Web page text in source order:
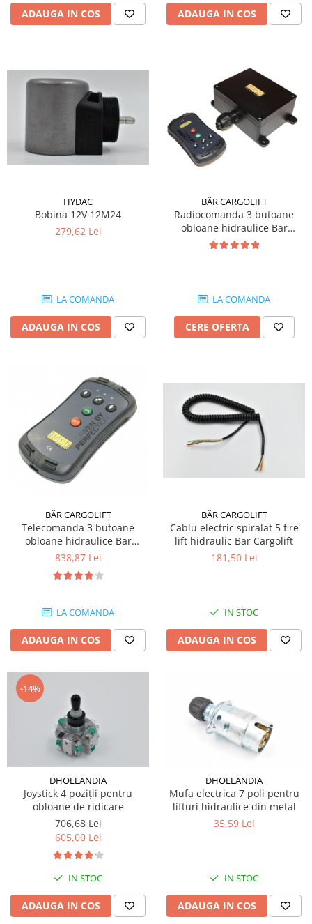
Electropompa si motoare electrice
Burdufuri si cilindri hidraulici
Bolturi - role - bucse
Burdufe si cilindri
Electrice
Hidraulice
Mecanice
Grup electropompa
Bolturi, role si bucsi
MAMMUT LIFT
Motor electric si pompa hidraulica
Cilindru hidraulic si protectie
burduf
ERHEL - HYDRIS
Hidraulice
Mecanice
Role, bucse si bolturi
Motoras electric si pompa
Cilindri si burdufuri protectie
ADAUGA IN COS ADAUGA IN COS
HYDAC
Bobina 12V 12M24
279,62 Lei
LA COMANDA
ADAUGA IN COS
BÄR CARGOLIFT
Radiocomanda 3 butoane
obloane hidraulice Bar
Cargolift
LA COMANDA
CERE OFERTA
BÄR CARGOLIFT
Telecomanda 3 butoane
obloane hidraulice Bar
Cargolift
838,87 Lei
LA COMANDA
ADAUGA IN COS
BÄR CARGOLIFT
Cablu electric spiralat 5 fire
lift hidraulic Bar Cargolift
181,50 Lei
IN STOC
ADAUGA IN COS
-14%
DHOLLANDIA
Joystick 4 poziții pentru
obloane de ridicare
706,68 Lei
605,00 Lei
IN STOC
ADAUGA IN COS
DHOLLANDIA
Mufa electrica 7 poli pentru
lifturi hidraulice din metal
35,59 Lei
IN STOC
ADAUGA IN COS